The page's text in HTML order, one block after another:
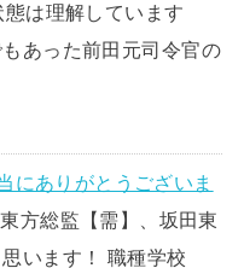
は理解しています
あった前田元司令官の
にありがとうございま
方総監【需】、坂田東
います！ 職種学校